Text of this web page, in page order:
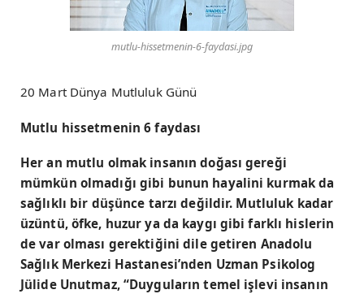
mutlu-hissetmenin-6-faydasi.jpg
20 Mart Dünya Mutluluk Günü
Mutlu hissetmenin 6 faydası
Her an mutlu olmak insanın doğası gereği
mümkün olmadığı gibi bunun hayalini kurmak da
sağlıklı bir düşünce tarzı değildir. Mutluluk kadar
üzüntü, öfke, huzur ya da kaygı gibi farklı hislerin
de var olması gerektiğini dile getiren Anadolu
Sağlık Merkezi Hastanesi’nden Uzman Psikolog
Jülide Unutmaz, “Duyguların temel işlevi insanın